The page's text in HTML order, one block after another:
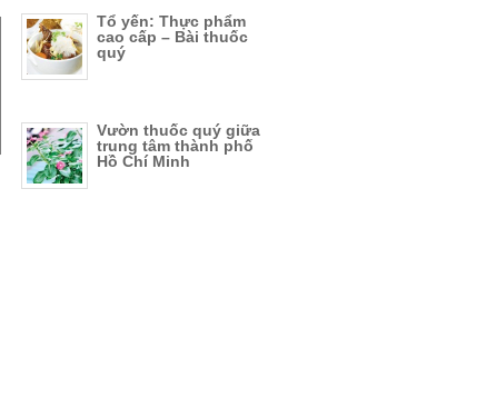
Tổ yến: Thực phẩm
cao cấp – Bài thuốc
quý
Vườn thuốc quý giữa
trung tâm thành phố
Hồ Chí Minh